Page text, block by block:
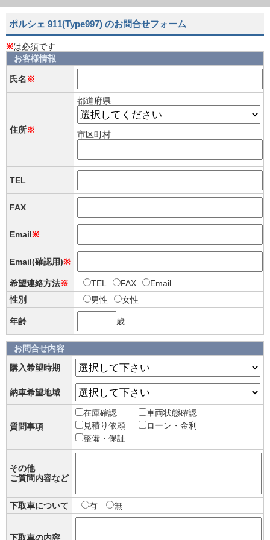
ポルシェ 911(Type997) のお問合せフォーム
※は必須です
お客様情報
氏名※
住所※
都道府県
市区町村
TEL
FAX
Email※
Email(確認用)※
希望連絡方法※ TEL FAX
Email
性別
男性 女性
年齢 歳
お問合せ内容
購入希望時期
納車希望地域
質問事項
在庫確認
車両状態確認
見積り依頼
ローン・金利
整備・保証
その他
ご質問内容など
下取車について 有 無
下取車の内容